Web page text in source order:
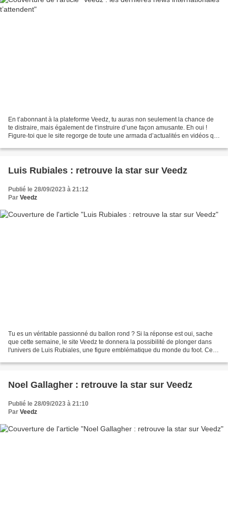
En t’abonnant à la plateforme Veedz, tu auras non seulement la chance de
te distraire, mais également de t’instruire d’une façon amusante. Eh oui !
Figure-toi que le site regorge de toute une armada d’actualités en vidéos qui
Luis Rubiales : retrouve la star sur Veedz
Publié le 28/09/2023 à 21:12
Par Veedz
Tu es un véritable passionné du ballon rond ? Si la réponse est oui, sache
que cette semaine, le site Veedz te donnera la possibilité de plonger dans
l'univers de Luis Rubiales, une figure emblématique du monde du foot. Cet
Noel Gallagher : retrouve la star sur Veedz
Publié le 28/09/2023 à 21:10
Par Veedz